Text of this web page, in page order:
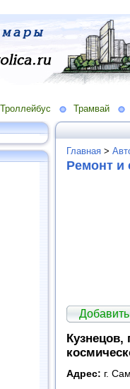
Троллейбус Трамвай
Главная >
Ремонт и
Кузнецов,
Адрес: г.